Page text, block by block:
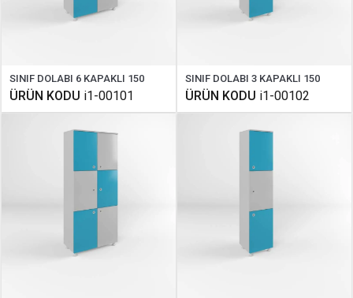
SINIF DOLABI 6 KAPAKLI 150
ÜRÜN KODU i1-00101
SINIF DOLABI 3 KAPAKLI 150
ÜRÜN KODU i1-00102